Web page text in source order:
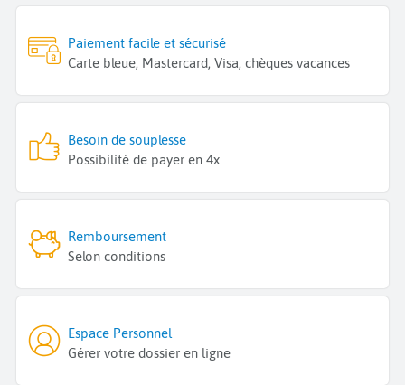
Paiement facile et sécurisé
Carte bleue, Mastercard, Visa, chèques vacances
Besoin de souplesse
Possibilité de payer en 4x
Remboursement
Selon conditions
Espace Personnel
Gérer votre dossier en ligne